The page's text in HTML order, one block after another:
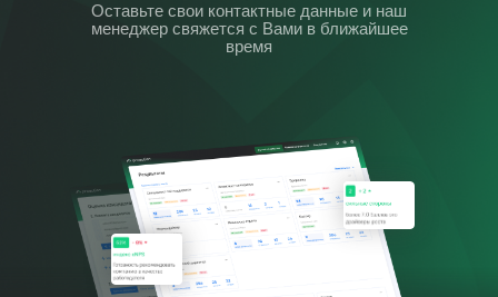
Оставьте свои контактные данные и наш
менеджер свяжется с Вами в ближайшее
время